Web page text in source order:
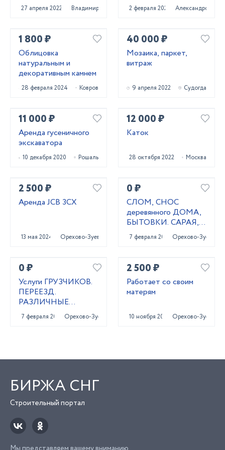
27 апреля 2022 Владимир 2 февраля 2025 Александров
1 800 ₽
Облицовка
натуральным и
декоративным камнем
28 февраля 2024 Ковров
40 000 ₽
Мозаика, паркет,
витраж
9 апреля 2022 Судогда
11 000 ₽
Аренда гусеничного
экскаватора
10 декабря 2020 Рошаль
12 000 ₽
Каток
28 октября 2022 Москва
2 500 ₽
Аренда JCB 3CX
13 мая 2024 Орехово-Зуево
0 ₽
СЛОМ, СНОС
деревянного ДОМА,
БЫТОВКИ. САРАЯ,
ТЕПЛИЦЫ
7 февраля 2021 Орехово-Зуево
0 ₽
Услуги ГРУЗЧИКОВ.
ПЕРЕЕЗД.
РАЗЛИЧНЫЕ
РАБОТЫ
7 февраля 2021 Орехово-Зуево
2 500 ₽
Работает со своим
матерям
10 ноября 2023 Орехово-Зуево
БИРЖА СНГ
Строительный портал